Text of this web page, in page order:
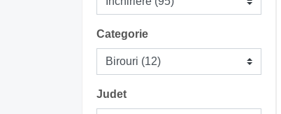
Categorie
Judet